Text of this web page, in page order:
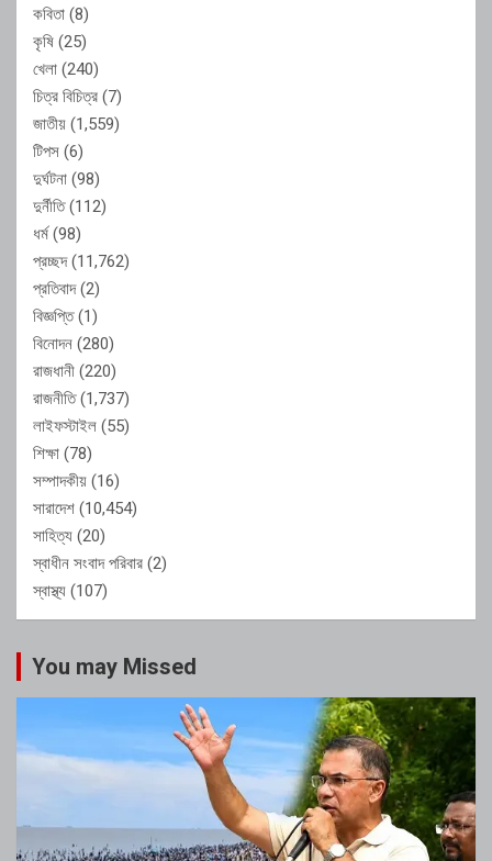
কবিতা (8)
কৃষি (25)
খেলা (240)
চিত্র বিচিত্র (7)
জাতীয় (1,559)
টিপস (6)
দুর্ঘটনা (98)
দুর্নীতি(112)
ধর্ম(98)
প্রচ্ছদ(11,762)
প্রতিবাদ(2)
বিজ্ঞপ্তি(1)
বিনোদন (280)
রাজধানী (220)
রাজনীতি(1,737)
লাইফস্টাইল (55)
শিক্ষা (78)
সম্পাদকীয় (16)
সারাদেশ (10,454)
সাহিত্য (20)
স্বাধীন সংবাদ পরিবার (2)
স্বাস্থ্য (107)
You may Missed